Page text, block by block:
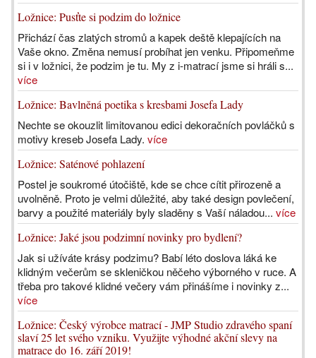
Ložnice: Pusťte si podzim do ložnice
Přichází čas zlatých stromů a kapek deště klepajících na
Vaše okno. Změna nemusí probíhat jen venku. Připomeňme
si i v ložnici, že podzim je tu. My z i-matrací jsme si hráli s...
více
Ložnice: Bavlněná poetika s kresbami Josefa Lady
Nechte se okouzlit limitovanou edici dekoračních povláčků s
motivy kreseb Josefa Lady. více
Ložnice: Saténové pohlazení
Postel je soukromé útočiště, kde se chce cítit přirozeně a
uvolněně. Proto je velmi důležité, aby také design povlečení,
barvy a použité materiály byly sladěny s Vaší náladou... více
Ložnice: Jaké jsou podzimní novinky pro bydlení?
Jak si užíváte krásy podzimu? Babí léto doslova láká ke
klidným večerům se skleničkou něčeho výborného v ruce. A
třeba pro takové klidné večery vám přinášíme i novinky z...
více
Ložnice: Český výrobce matrací - JMP Studio zdravého spaní
slaví 25 let svého vzniku. Využijte výhodné akční slevy na
matrace do 16. září 2019!